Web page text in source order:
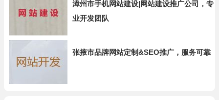
漳州市手机网站建设|网站建设推广公司，专
业开发团队
张掖市品牌网站定制&SEO推广，服务可靠